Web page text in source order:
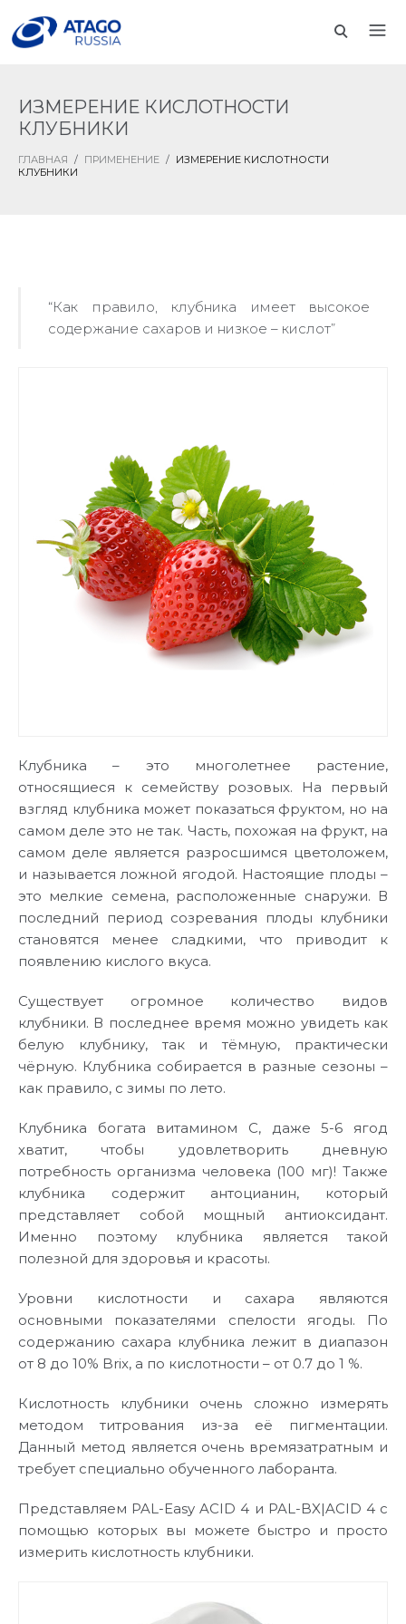
ИЗМЕРЕНИЕ КИСЛОТНОСТИ
КЛУБНИКИ
ГЛАВНАЯ / ПРИМЕНЕНИЕ / ИЗМЕРЕНИЕ КИСЛОТНОСТИ
КЛУБНИКИ
“Как правило, клубника имеет высокое
содержание сахаров и низкое – кислот”
Клубника – это многолетнее растение,
относящиеся к семейству розовых. На первый
взгляд клубника может показаться фруктом, но на
самом деле это не так. Часть, похожая на фрукт, на
самом деле является разросшимся цветоложем,
и называется ложной ягодой. Настоящие плоды –
это мелкие семена, расположенные снаружи. В
последний период созревания плоды клубники
становятся менее сладкими, что приводит к
появлению кислого вкуса.
Существует огромное количество видов
клубники. В последнее время можно увидеть как
белую клубнику, так и тёмную, практически
чёрную. Клубника собирается в разные сезоны –
как правило, с зимы по лето.
Клубника богата витамином C, даже 5-6 ягод
хватит, чтобы удовлетворить дневную
потребность организма человека (100 мг)! Также
клубника содержит антоцианин, который
представляет собой мощный антиоксидант.
Именно поэтому клубника является такой
полезной для здоровья и красоты.
Уровни кислотности и сахара являются
основными показателями спелости ягоды. По
содержанию сахара клубника лежит в диапазон
от 8 до 10% Brix, а по кислотности – от 0.7 до 1 %.
Кислотность клубники очень сложно измерять
методом титрования из-за её пигментации.
Данный метод является очень времязатратным и
требует специально обученного лаборанта.
Представляем PAL-Easy ACID 4 и PAL-BX|ACID 4 с
помощью которых вы можете быстро и просто
измерить кислотность клубники.